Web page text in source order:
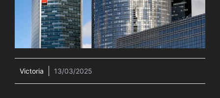
Victoria 13/03/2025